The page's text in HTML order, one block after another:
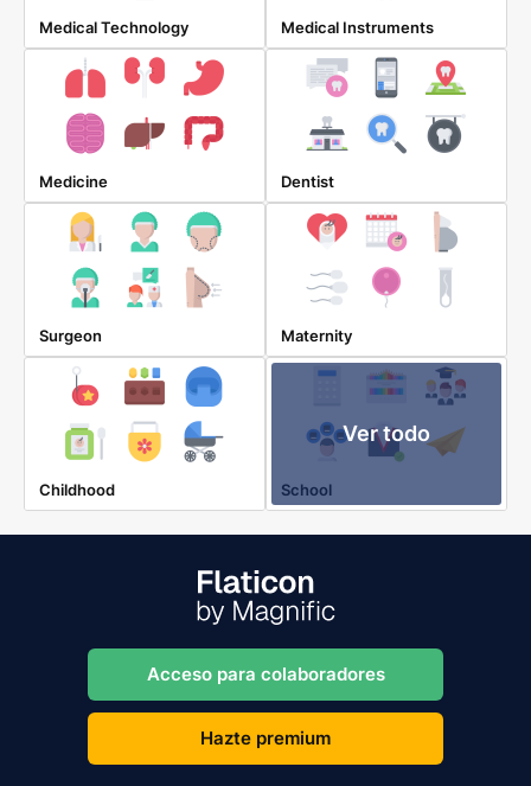
Medical Technology Medical Instruments
Medicine Dentist
Surgeon Maternity
Childhood
Ver todo
School
Acceso para colaboradores
Hazte premium